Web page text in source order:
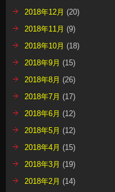
2018年12月 (20)
2018年11月 (9)
2018年10月 (18)
2018年9月 (15)
2018年8月 (26)
2018年7月 (17)
2018年6月 (12)
2018年5月 (12)
2018年4月 (15)
2018年3月 (19)
2018年2月 (14)